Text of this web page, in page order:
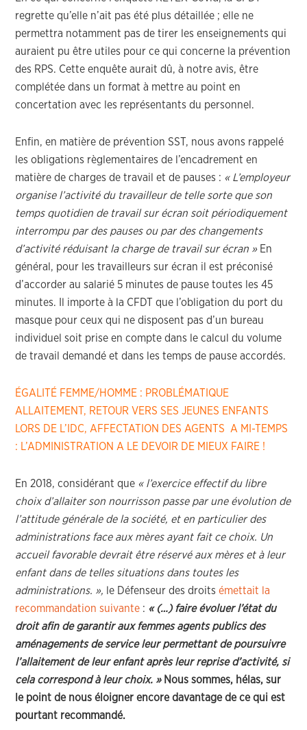
regrette qu’elle n’ait pas été plus détaillée ; elle ne
permettra notamment pas de tirer les enseignements qui
auraient pu être utiles pour ce qui concerne la prévention
des RPS. Cette enquête aurait dû, à notre avis, être
complétée dans un format à mettre au point en
concertation avec les représentants du personnel.
Enfin, en matière de prévention SST, nous avons rappelé
les obligations règlementaires de l’encadrement en
matière de charges de travail et de pauses : « L’employeur
organise l’activité du travailleur de telle sorte que son
temps quotidien de travail sur écran soit périodiquement
interrompu par des pauses ou par des changements
d’activité réduisant la charge de travail sur écran » En
général, pour les travailleurs sur écran il est préconisé
d’accorder au salarié 5 minutes de pause toutes les 45
minutes. Il importe à la CFDT que l’obligation du port du
masque pour ceux qui ne disposent pas d’un bureau
individuel soit prise en compte dans le calcul du volume
de travail demandé et dans les temps de pause accordés.
ÉGALITÉ FEMME/HOMME : PROBLÉMATIQUE
ALLAITEMENT, RETOUR VERS SES JEUNES ENFANTS
LORS DE L’IDC, AFFECTATION DES AGENTS A MI-TEMPS
: L’ADMINISTRATION A LE DEVOIR DE MIEUX FAIRE !
En 2018, considérant que « l’exercice effectif du libre
choix d’allaiter son nourrisson passe par une évolution de
l’attitude générale de la société, et en particulier des
administrations face aux mères ayant fait ce choix. Un
accueil favorable devrait être réservé aux mères et à leur
enfant dans de telles situations dans toutes les
administrations. », le Défenseur des droitsémettait la
recommandation suivante : « (…) faire évoluer l’état du
droit afin de garantir aux femmes agents publics des
aménagements de service leur permettant de poursuivre
l’allaitement de leur enfant après leur reprise d’activité, si
cela correspond à leur choix. » Nous sommes, hélas, sur
le point de nous éloigner encore davantage de ce qui est
pourtant recommandé.